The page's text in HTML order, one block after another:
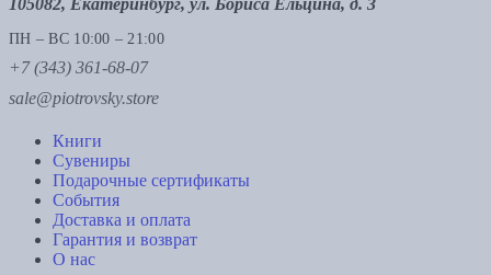
105082, Екатеринбург, ул. Бориса Ельцина, д. 3
ПН – ВС 10:00 – 21:00
+7 (343) 361-68-07
sale@piotrovsky.store
Книги
Сувениры
Подарочные сертификаты
События
Доставка и оплата
Гарантия и возврат
О нас